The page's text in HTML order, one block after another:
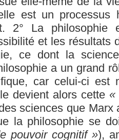
est un
2° La
et les résultats
ce dont la
a un grand
car celui-ci est
devient alors cette «
sciences que Marx
la philosophie se
pouvoir cognitif »),